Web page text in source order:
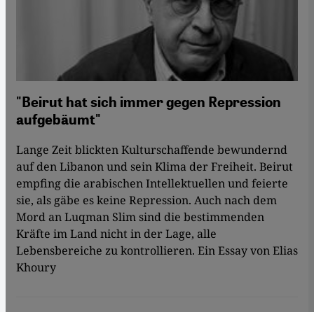
"Beirut hat sich immer gegen Repression
aufgebäumt"
Lange Zeit blickten Kulturschaffende bewundernd
auf den Libanon und sein Klima der Freiheit. Beirut
empfing die arabischen Intellektuellen und feierte
sie, als gäbe es keine Repression. Auch nach dem
Mord an Luqman Slim sind die bestimmenden
Kräfte im Land nicht in der Lage, alle
Lebensbereiche zu kontrollieren. Ein Essay von Elias
Khoury